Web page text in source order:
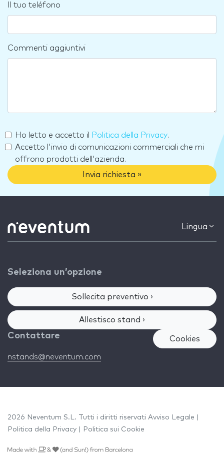
Il tuo teléfono
Commenti aggiuntivi
Ho letto e accetto il Politica della Privacy.
Accetto l'invio di comunicazioni commerciali che mi
offrono prodotti dell'azienda.
Invia richiesta »
Lingua
Seleziona un’opzione
Sollecita preventivo ›
Allestisco stand ›
Contattare
nstands@neventum.com
Cookies
2026 Neventum S.L. Tutti i diritti riservati Avviso Legale
Politica della Privacy
Politica sui Cookie